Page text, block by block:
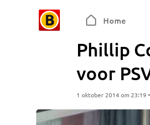
Home
Phillip
voor
1 oktober 2014 om 23:19